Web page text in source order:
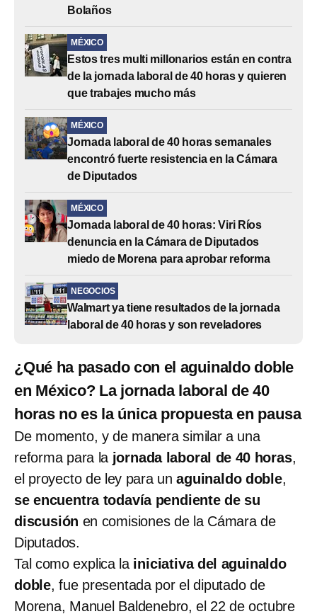
Bolaños
MÉXICO
Estos tres multi millonarios están en contra
de la jornada laboral de 40 horas y quieren
que trabajes mucho más
MÉXICO
Jornada laboral de 40 horas semanales
encontró fuerte resistencia en la Cámara
de Diputados
MÉXICO
Jornada laboral de 40 horas: Viri Ríos
denuncia en la Cámara de Diputados
miedo de Morena para aprobar reforma
NEGOCIOS
Walmart ya tiene resultados de la jornada
laboral de 40 horas y son reveladores
¿Qué ha pasado con el aguinaldo doble
en México? La jornada laboral de 40
horas no es la única propuesta en pausa
De momento, y de manera similar a una
reforma para la jornada laboral de 40 horas,
el proyecto de ley para unaguinaldo doble,
se encuentra todavía pendiente de su
discusión en comisiones de la Cámara de
Diputados.
Tal como explica la iniciativa del aguinaldo
doble, fue presentada por el diputado de
Morena, Manuel Baldenebro, el 22 de octubre